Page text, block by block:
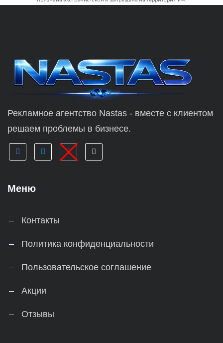
Рекламное агентство Nastas - вместе с клиентом
решаем проблемы в бизнесе.
Меню
Контакты
Политика конфиденциальности
Пользовательское соглашение
Акции
Отзывы